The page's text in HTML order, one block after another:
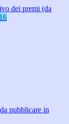
dei premi (da
16
pubblicare in